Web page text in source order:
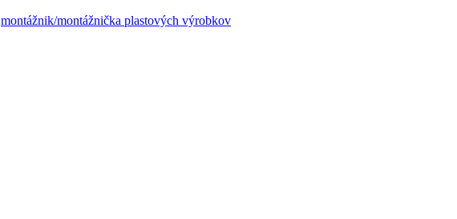
montážnik/montážnička plastových výrobkov